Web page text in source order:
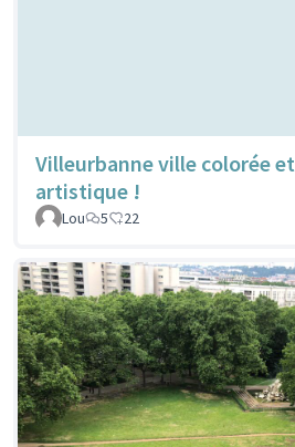
Villeurbanne ville colorée et
artistique !
Lou 5 22